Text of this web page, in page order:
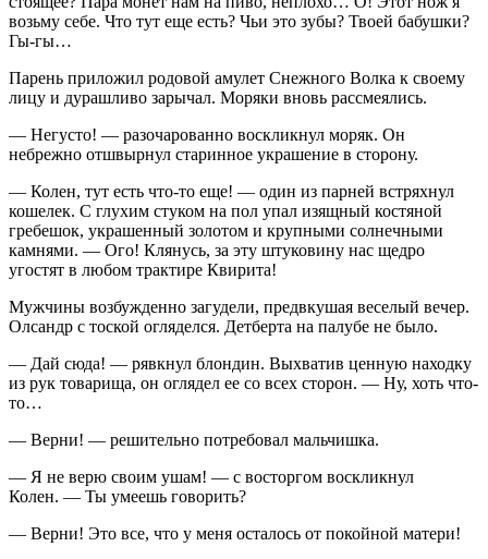
возьму себе. Что тут еще есть? Чьи это зубы? Твоей бабушки?
Гы-гы…
Парень приложил родовой амулет Снежного Волка к своему
лицу и дурашливо зарычал. Моряки вновь рассмеялись.
— Негусто! — разочарованно воскликнул моряк. Он
небрежно отшвырнул старинное украшение в сторону.
— Колен, тут есть что-то еще! — один из парней встряхнул
кошелек. С глухим стуком на пол упал изящный костяной
гребешок, украшенный золотом и крупными солнечными
камнями. — Ого! Клянусь, за эту штуковину нас щедро
угостят в любом трактире Квирита!
Мужчины возбужденно загудели, предвкушая веселый вечер.
Олсандр с тоской огляделся. Детберта на палубе не было.
— Дай сюда! — рявкнул блондин. Выхватив ценную находку
из рук товарища, он оглядел ее со всех сторон. — Ну, хоть что-
то…
— Верни! — решительно потребовал мальчишка.
— Я не верю своим ушам! — с восторгом воскликнул
Колен. — Ты умеешь говорить?
— Верни! Это все, что у меня осталось от покойной матери!